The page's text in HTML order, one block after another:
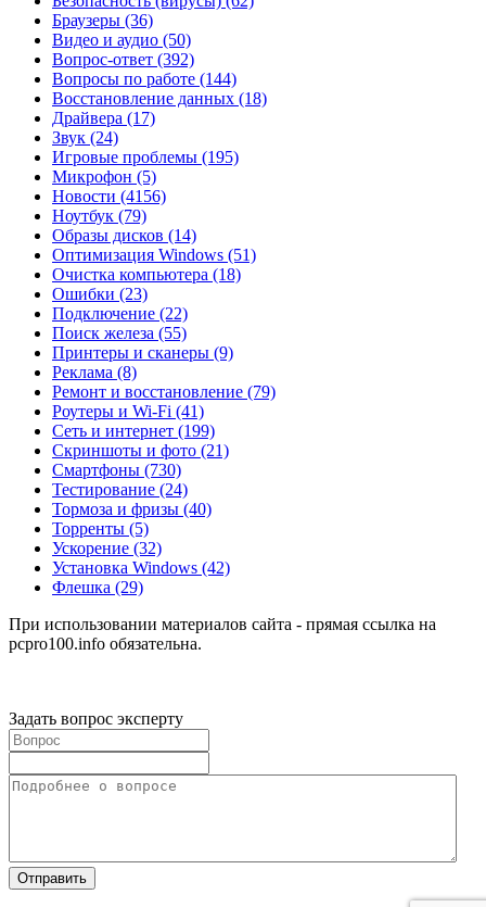
Браузеры (36)
Видео и аудио (50)
Вопрос-ответ (392)
Вопросы по работе (144)
Восстановление данных (18)
Драйвера (17)
Звук (24)
Игровые проблемы (195)
Микрофон (5)
Новости (4156)
Ноутбук (79)
Образы дисков (14)
Оптимизация Windows (51)
Очистка компьютера (18)
Ошибки (23)
Подключение (22)
Поиск железа (55)
Принтеры и сканеры (9)
Реклама (8)
Ремонт и восстановление (79)
Роутеры и Wi-Fi (41)
Сеть и интернет (199)
Скриншоты и фото (21)
Смартфоны (730)
Тестирование (24)
Тормоза и фризы (40)
Торренты (5)
Ускорение (32)
Установка Windows (42)
Флешка (29)
При использовании материалов сайта - прямая ссылка на
pcpro100.info обязательна.
Задать вопрос эксперту